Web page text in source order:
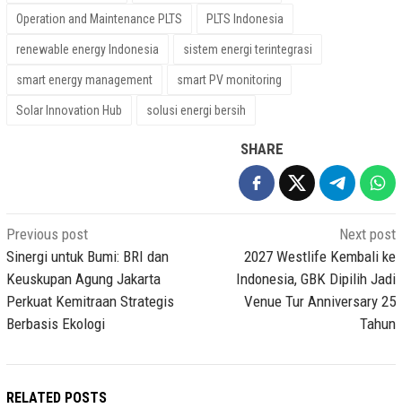
Operation and Maintenance PLTS PLTS Indonesia
renewable energy Indonesia sistem energi terintegrasi
smart energy management smart PV monitoring
Solar Innovation Hub solusi energi bersih
SHARE
Post
navigation
Previous post
Sinergi untuk Bumi: BRI dan
Keuskupan Agung Jakarta
Perkuat Kemitraan Strategis
Berbasis Ekologi
Next post
2027 Westlife Kembali ke
Indonesia, GBK Dipilih Jadi
Venue Tur Anniversary 25
Tahun
RELATED POSTS